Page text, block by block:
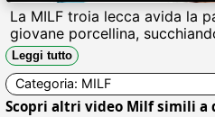
La MILF troia lecca avida la
giovane porcellina,
si fanno scopare a dito,
calore, figa contro figa unta
Leggi tutto
Categoria: MILF
Scopri altri video Milf simili a